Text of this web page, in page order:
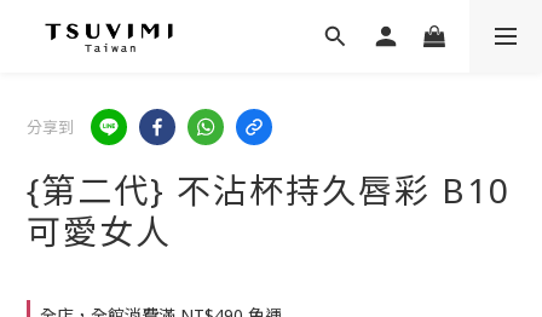
分享到
{第二代} 不沾杯持久唇彩 B10
可愛女人